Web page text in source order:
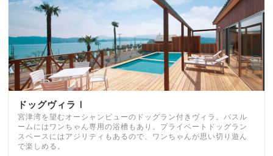
ドッグヴィラⅠ
宮津湾を望むオーシャンビューのドッグラン付きヴィラ。バスル
ームにはワンちゃん専用の浴槽もあり。プライベートドッグラン
スペースにはアジリティもあるので、ワンちゃんが思い切り遊ん
で楽しめる。